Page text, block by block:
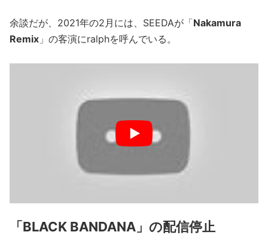
余談だが、2021年の2月には、SEEDAが「Nakamura
Remix 」の客演にralphを呼んでいる。
「BLACK BANDANA」の配信停止